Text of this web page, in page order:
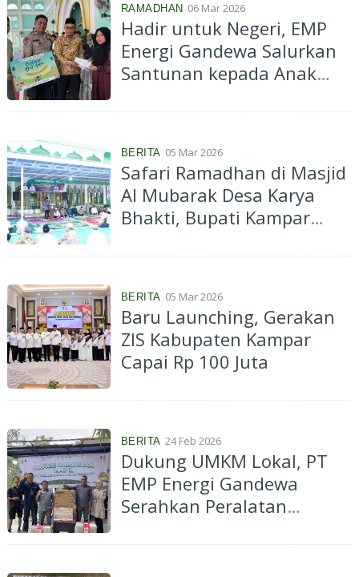
RAMADHAN 06 Mar 2026
Hadir untuk Negeri, EMP
Energi Gandewa Salurkan
Santunan kepada Anak
Sumber Sari
BERITA 05 Mar 2026
Safari Ramadhan di Masjid
Al Mubarak Desa Karya
Bhakti, Bupati Kampar
Masyarakat
BERITA 05 Mar 2026
Baru Launching, Gerakan
ZIS Kabupaten Kampar
Capai Rp 100 Juta
BERITA 24 Feb 2026
Dukung UMKM Lokal, PT
EMP Energi Gandewa
Serahkan Peralatan
Gelar Buka Bersama